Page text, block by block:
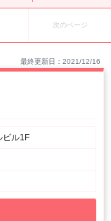
次のページ
最終更新日：2021/12/16
ビル1F